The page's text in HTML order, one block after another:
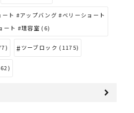
ート #アップバング #ベリーショート
ート #理容室 (6)
ツーブロック (1175)